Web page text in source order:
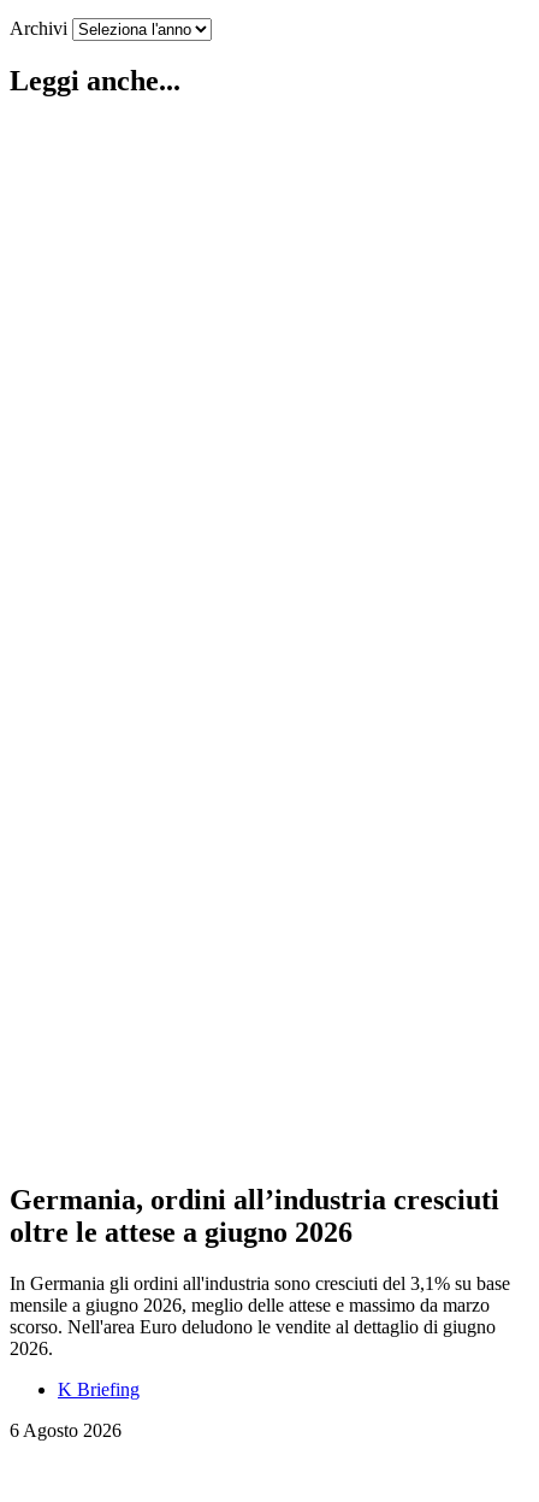
Archivi
Leggi anche...
Germania, ordini all’industria cresciuti
oltre le attese a giugno 2026
In Germania gli ordini all'industria sono cresciuti del 3,1% su base
mensile a giugno 2026, meglio delle attese e massimo da marzo
scorso. Nell'area Euro deludono le vendite al dettaglio di giugno
2026.
K Briefing
6 Agosto 2026